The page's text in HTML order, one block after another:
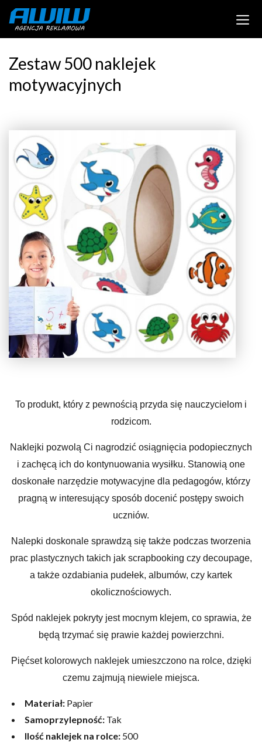
Zestaw 500 naklejek
motywacyjnych
To produkt, który z pewnością przyda się nauczycielom i
rodzicom.
Naklejki pozwolą Ci nagrodzić osiągnięcia podopiecznych
i zachęcą ich do kontynuowania wysiłku. Stanowią one
doskonałe narzędzie motywacyjne dla pedagogów, którzy
pragną w interesujący sposób docenić postępy swoich
uczniów.
Nalepki doskonale sprawdzą się także podczas tworzenia
prac plastycznych takich jak scrapbooking czy decoupage,
a także ozdabiania pudełek, albumów, czy kartek
okolicznościowych.
Spód naklejek pokryty jest mocnym klejem, co sprawia, że
będą trzymać się prawie każdej powierzchni.
Pięćset kolorowych naklejek umieszczono na rolce, dzięki
czemu zajmują niewiele miejsca.
Materiał: Papier
Samoprzylepność: Tak
Ilość naklejek na rolce: 500